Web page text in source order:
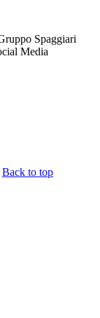
Spaggiari
Media
Back to top